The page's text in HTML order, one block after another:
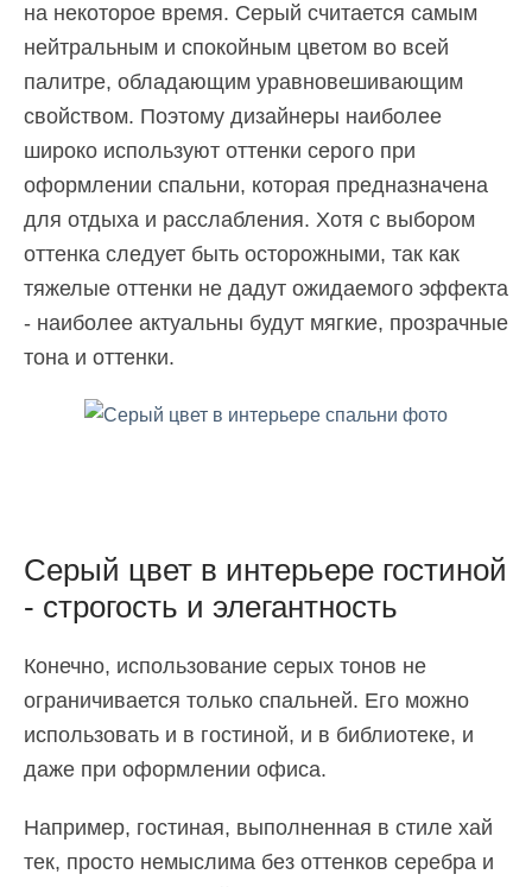
на некоторое время. Серый считается самым
нейтральным и спокойным цветом во всей
палитре, обладающим уравновешивающим
свойством. Поэтому дизайнеры наиболее
широко используют оттенки серого при
оформлении спальни, которая предназначена
для отдыха и расслабления. Хотя с выбором
оттенка следует быть осторожными, так как
тяжелые оттенки не дадут ожидаемого эффекта
- наиболее актуальны будут мягкие, прозрачные
тона и оттенки.
Серый цвет в интерьере гостиной
- строгость и элегантность
Конечно, использование серых тонов не
ограничивается только спальней. Его можно
использовать и в гостиной, и в библиотеке, и
даже при оформлении офиса.
Например, гостиная, выполненная в стиле хай
тек, просто немыслима без оттенков серебра и